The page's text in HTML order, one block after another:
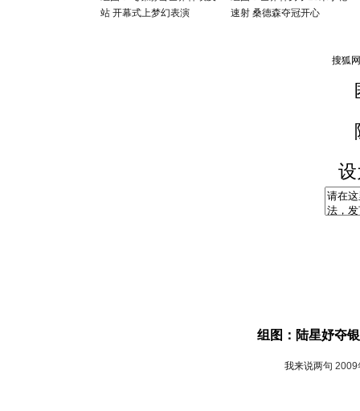
站 开幕式上梦幻表演
速射 桑德森夺冠开心
组图：陆星妤夺
我来说两句 2009